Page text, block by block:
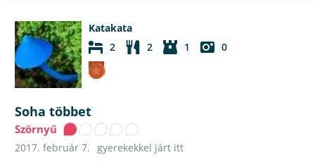
Katakata
2
2 1 0
Soha többet
Szörnyű
2017. február 7. gyerekekkel járt itt